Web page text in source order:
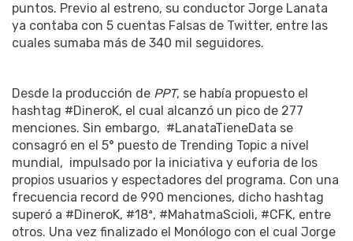
puntos. Previo al estreno, su conductor Jorge Lanata
ya contaba con 5 cuentas Falsas de Twitter, entre las
cuales sumaba más de 340 mil seguidores.
Desde la producción de PPT, se había propuesto el
hashtag #DineroK, el cual alcanzó un pico de 277
menciones. Sin embargo, #LanataTieneData se
consagró en el 5° puesto de Trending Topic a nivel
mundial, impulsado por la iniciativa y euforia de los
propios usuarios y espectadores del programa. Con una
frecuencia record de 990 menciones, dicho hashtag
superó a #DineroK, #18ª, #MahatmaScioli, #CFK, entre
otros. Una vez finalizado el Monólogo con el cual Jorge